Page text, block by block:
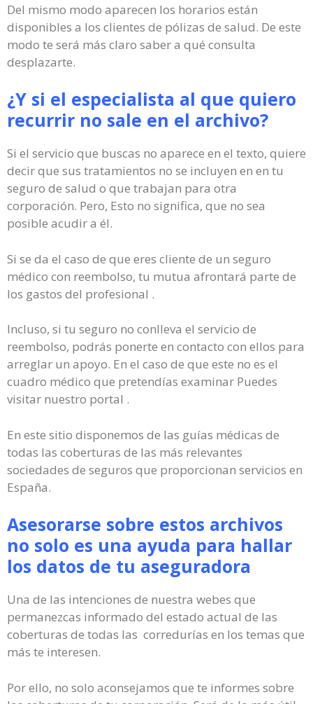
Del mismo modo aparecen los horarios están
disponibles a los clientes de pólizas de salud. De este
modo te será más claro saber a qué consulta
desplazarte.
¿Y si el especialista al que quiero
recurrir no sale en el archivo?
Si el servicio que buscas no aparece en el texto, quiere
decir que sus tratamientos no se incluyen en en tu
seguro de salud o que trabajan para otra
corporación. Pero, Esto no significa, que no sea
posible acudir a él.
Si se da el caso de que eres cliente de un seguro
médico con reembolso, tu mutua afrontará parte de
los gastos del profesional .
Incluso, si tu seguro no conlleva el servicio de
reembolso, podrás ponerte en contacto con ellos para
arreglar un apoyo. En el caso de que este no es el
cuadro médico que pretendías examinar Puedes
visitar nuestro portal .
En este sitio disponemos de las guías médicas de
todas las coberturas de las más relevantes
sociedades de seguros que proporcionan servicios en
España.
Asesorarse sobre estos archivos
no solo es una ayuda para hallar
los datos de tu aseguradora
Una de las intenciones de nuestra webes que
permanezcas informado del estado actual de las
coberturas de todas las corredurías en los temas que
más te interesen.
Por ello, no solo aconsejamos que te informes sobre